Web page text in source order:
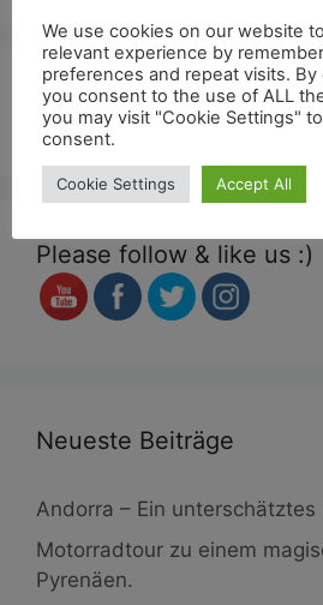
Suchen
nach:
Please follow & like us :)
Neueste Beiträge
Andorra – Ein unterschätztes
Motorradtour zu einem
Pyrenäen.
We use cookies on our website
relevant experience by
preferences and repeat visits. By
you consent to the use of ALL
you may visit "Cookie Settings"
consent.
Cookie Settings Accept All